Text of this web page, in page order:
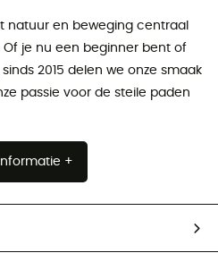
natuur en beweging centraal
je nu een beginner bent of
2015 delen we onze smaak
passie voor de steile paden
+